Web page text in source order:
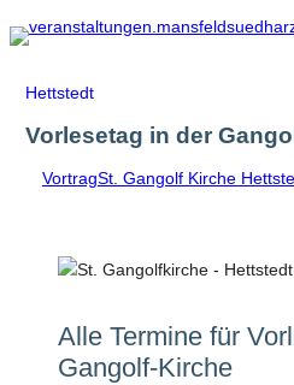
Zum
Inhalt
Hettstedt
Vorlesetag in der
VortragSt. Gangolf Kirche
Alle Termine für
Gangolf-Kirche